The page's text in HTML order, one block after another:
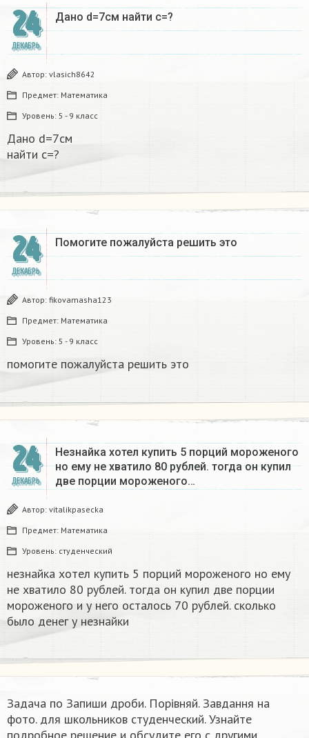
24
ДЕКАБРЬ
Дано d=7см найти с=?​
Автор: vlasich8642
Предмет: Математика
Уровень: 5 - 9 класс
Дано d=7см
найти с=?​
24
ДЕКАБРЬ
Помогите пожалуйста решить это
Автор: fikovamasha123
Предмет: Математика
Уровень: 5 - 9 класс
помогите пожалуйста решить это
24
ДЕКАБРЬ
Незнайка хотел купить 5 порций мороженого
но ему не хватило 80 рублей. тогда он купил
две порции мороженого…
Автор: vitalikpasecka
Предмет: Математика
Уровень: студенческий
незнайка хотел купить 5 порций мороженого но ему
не хватило 80 рублей. тогда он купил две порции
мороженого и у него осталось 70 рублей. сколько
было денег у незнайки
Задача по Запиши дроби. Порівняй. Завдання на
фото. для школьников студенческий. Узнайте
подробное решение и обсудите его с другими